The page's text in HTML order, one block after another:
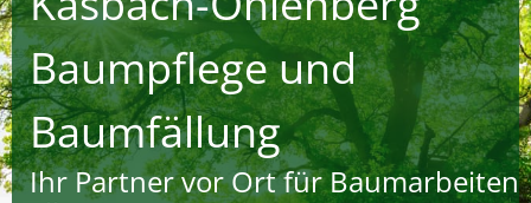
Baumpflege und
Baumfällung
Ihr Partner vor Ort für Baumarbeiten